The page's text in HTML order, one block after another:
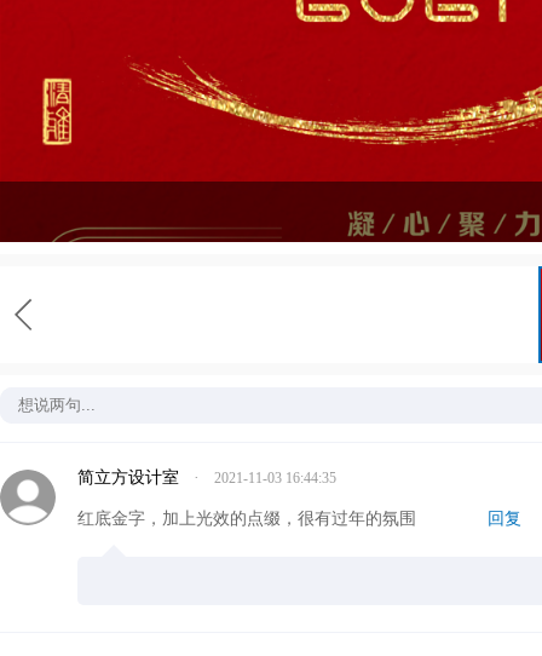
简立方设计室 · 2021-11-03 16:44:35
红底金字，加上光效的点缀，很有过年的氛围 回复